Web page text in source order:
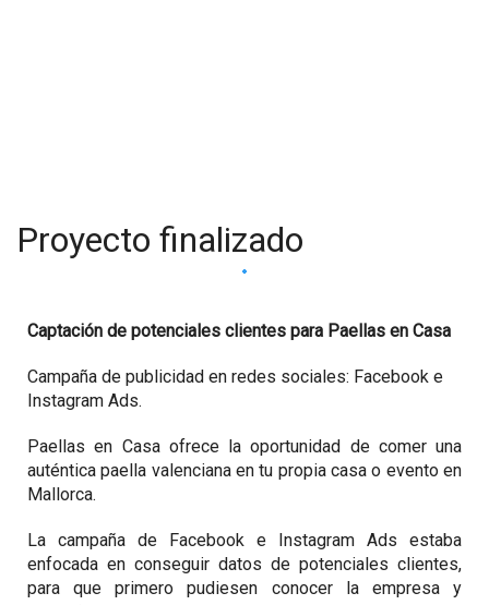
Proyecto finalizado
Captación de potenciales clientes para Paellas en Casa
Campaña de publicidad en redes sociales: Facebook e
Instagram Ads.
Paellas en Casa ofrece la oportunidad de comer una
auténtica paella valenciana en tu propia casa o evento en
Mallorca.
La campaña de Facebook e Instagram Ads estaba
enfocada en conseguir datos de potenciales clientes,
para que primero pudiesen conocer la empresa y